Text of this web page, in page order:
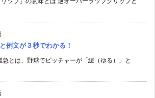
例文が３秒でわかる！
急とは、野球でピッチャーが「緩（ゆる）」と